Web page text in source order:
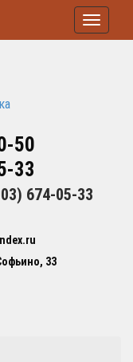
Toggle
50
33
674-05-33
33